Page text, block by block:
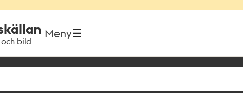
bild
Meny